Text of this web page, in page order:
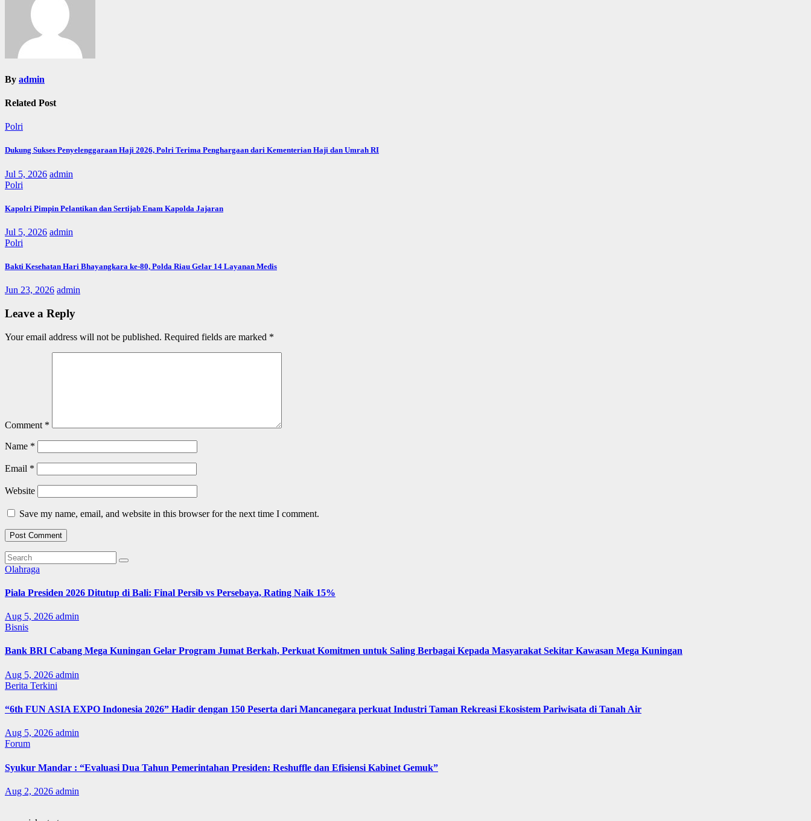
By admin
Related Post
Polri
Dukung Sukses Penyelenggaraan Haji 2026, Polri Terima Penghargaan dari Kementerian Haji dan Umrah RI
Jul 5, 2026 admin
Polri
Kapolri Pimpin Pelantikan dan Sertijab Enam Kapolda Jajaran
Jul 5, 2026 admin
Polri
Bakti Kesehatan Hari Bhayangkara ke-80, Polda Riau Gelar 14 Layanan Medis
Jun 23, 2026 admin
Leave a Reply
Your email address will not be published. Required fields are marked *
Comment *
Name *
Email *
Website
Save my name, email, and website in this browser for the next time I comment.
Olahraga
Piala Presiden 2026 Ditutup di Bali: Final Persib vs Persebaya, Rating Naik 15%
Aug 5, 2026 admin
Bisnis
Bank BRI Cabang Mega Kuningan Gelar Program Jumat Berkah, Perkuat Komitmen untuk Saling Berbagai Kepada Masyarakat Sekitar Kawasan Mega Kuningan
Aug 5, 2026 admin
Berita Terkini
“6th FUN ASIA EXPO Indonesia 2026” Hadir dengan 150 Peserta dari Mancanegara perkuat Industri Taman Rekreasi Ekosistem Pariwisata di Tanah Air
Aug 5, 2026 admin
Forum
Syukur Mandar : “Evaluasi Dua Tahun Pemerintahan Presiden: Reshuffle dan Efisiensi Kabinet Gemuk”
Aug 2, 2026 admin